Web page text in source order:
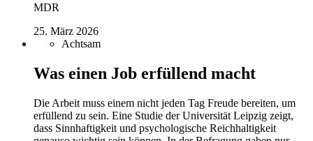
MDR
25. März 2026
Achtsam
Was einen Job erfüllend macht
Die Arbeit muss einem nicht jeden Tag Freude bereiten, um
erfüllend zu sein. Eine Studie der Universität Leipzig zeigt,
dass Sinnhaftigkeit und psychologische Reichhaltigkeit